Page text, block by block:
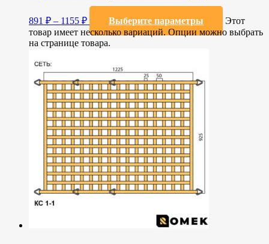
891 ₽ – 1155 ₽ Выберите параметры
Этот
товар имеет несколько вариаций. Опции можно выбрать
на странице товара.